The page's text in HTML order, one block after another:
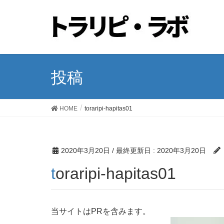
投稿
HOME toraripi-hapitas01
2020年3月20日 / 最終更新日 : 2020年3月20日
toraripi-hapitas01
当サイトはPRを含みます。